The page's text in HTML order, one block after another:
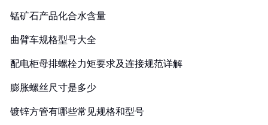
锰矿石产品化合水含量
曲臂车规格型号大全
配电柜母排螺栓力矩要求及连接规范详解
膨胀螺丝尺寸是多少
镀锌方管有哪些常见规格和型号